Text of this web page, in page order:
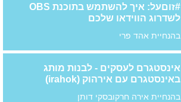
#זוםעל: איך להשתמש בתוכנת OBS
לשדרוג הווידאו שלכם
בהנחיית אהד פרי
אינסטגרם לעסקים - לבנות מותג
באינסטגרם עם אירהוק (irahok)
בהנחיית אירה חרקובסקי דותן